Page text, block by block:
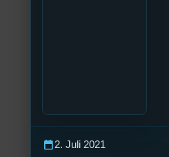
calendar_today2. Juli 2021